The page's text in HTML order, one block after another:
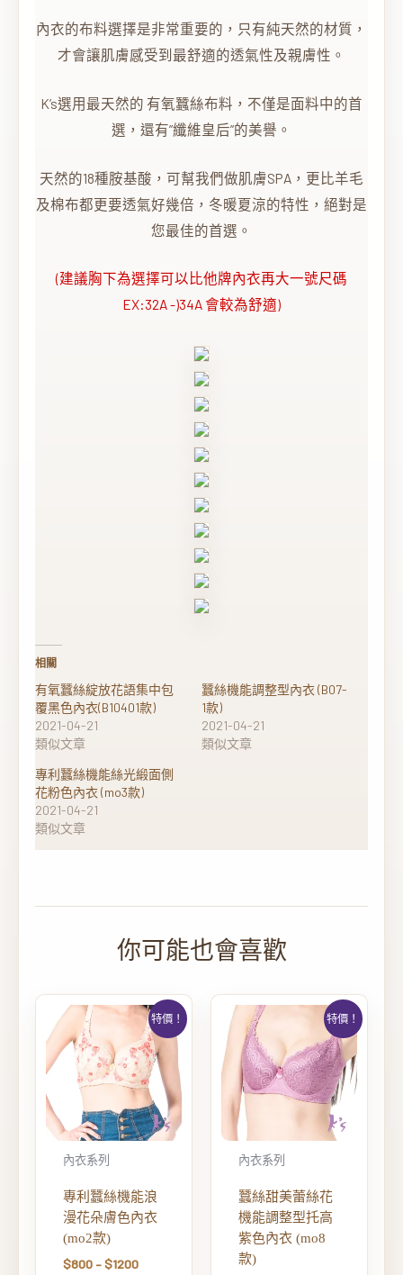
內衣的布料選擇是非常重要的，只有純天然的材質，
才會讓肌膚感受到最舒適的透氣性及親膚性。
K’s選用最天然的 有氧蠶絲布料，不僅是面料中的首
選，還有”纖維皇后”的美譽。
天然的18種胺基酸，可幫我們做肌膚SPA，更比羊毛
及棉布都更要透氣好幾倍，冬暖夏涼的特性，絕對是
您最佳的首選。
(建議胸下為選擇可以比他牌內衣再大一號尺碼
EX:32A -)34A 會較為舒適)
相關
有氧蠶絲綻放花語集中包
覆黑色內衣(B10401款)
2021-04-21
類似文章
蠶絲機能調整型內衣 (B07-
1款)
2021-04-21
類似文章
專利蠶絲機能絲光緞面側
花粉色內衣 (mo3款)
2021-04-21
類似文章
特價！
內衣系列
專利蠶絲機能浪
漫花朵膚色內衣
(mo2款)
$800–$1200
特價！
內衣系列
蠶絲甜美蕾絲花
機能調整型托高
紫色內衣 (mo8
款)